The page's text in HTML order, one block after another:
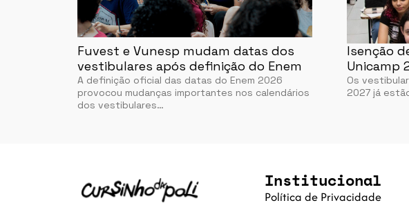
Fuvest e Vunesp mudam datas dos
vestibulares após definição do Enem
A definição oficial das datas do Enem 2026
provocou mudanças importantes nos calendários
dos vestibulares…
Isenção
Unicamp
Os
2027 já
Institucional
Política de Privacidade